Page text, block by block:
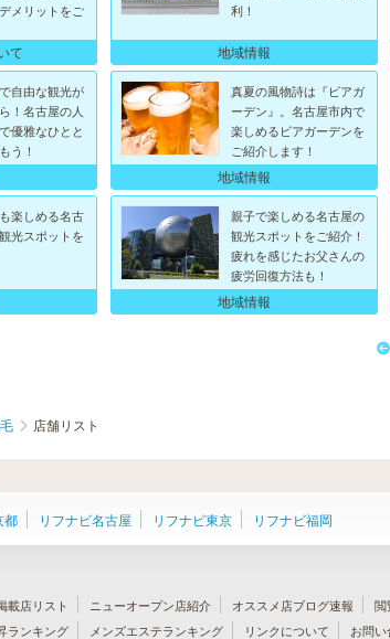
メリットをご
て
利！
地域情報
自由な観光が
！名古屋の人
優雅なひとと
う！
真夏の風物詩は『ビアガ
ーデン』。名古屋市内で
楽しめるビアガーデンを
ご紹介します！
地域情報
楽しめる名古
光スポットを
親子で楽しめる名古屋の
観光スポットをご紹介！
疲れを感じたお父さんの
疲労回復方法も！
地域情報
店舗リスト
都 リフナビ名古屋 リフナビ東京 リフナビ福岡
載店リスト ニューオープン店紹介 オススメ店ブログ速報 閲
ランキング メンズエステランキング リンクについて お問い